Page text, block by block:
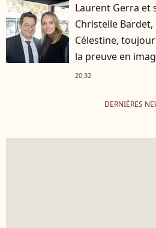
Laurent Gerra et
Christelle
Célestine,
la preuve en
20:32
DERNIÈRES